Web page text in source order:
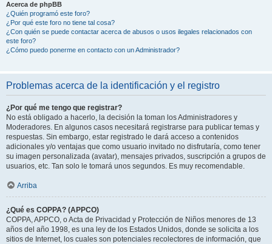
Acerca de phpBB
¿Quién programó este foro?
¿Por qué este foro no tiene tal cosa?
¿Con quién se puede contactar acerca de abusos o usos ilegales relacionados con
este foro?
¿Cómo puedo ponerme en contacto con un Administrador?
Problemas acerca de la identificación y el registro
¿Por qué me tengo que registrar?
No está obligado a hacerlo, la decisión la toman los Administradores y
Moderadores. En algunos casos necesitará registrarse para publicar temas y
respuestas. Sin embargo, estar registrado le dará acceso a contenidos
adicionales y/o ventajas que como usuario invitado no disfrutaría, como tener
su imagen personalizada (avatar), mensajes privados, suscripción a grupos de
usuarios, etc. Tan solo le tomará unos segundos. Es muy recomendable.
Arriba
¿Qué es COPPA? (APPCO)
COPPA, APPCO, o Acta de Privacidad y Protección de Niños menores de 13
años del año 1998, es una ley de los Estados Unidos, donde se solicita a los
sitios de Internet, los cuales son potenciales recolectores de información, que